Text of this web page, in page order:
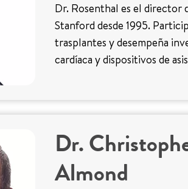
Dr. Rosenthal es el director
Stanford desde 1995.
trasplantes y desempeña
cardíaca y dispositivos de
Dr.
Almond